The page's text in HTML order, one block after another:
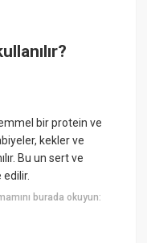
bir protein ve
kekler ve
Bu un sert ve
edilir.
burada okuyun: